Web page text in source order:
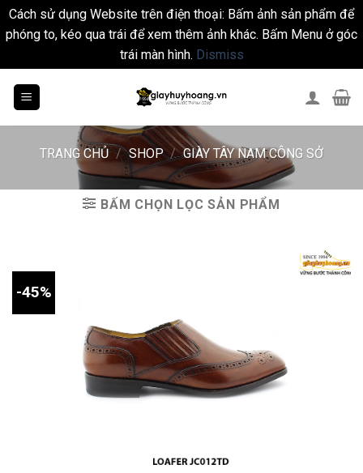
Cách sử dụng Website trên điện thoại: Bấm ảnh sản phẩm để
phóng to, kéo qua trái để xem thêm ảnh khác. Bấm Menu ở góc
trái màn hình. Dismiss
TRANG CHỦ / SHOP / GIÀY TÂY NAM CÔNG SỞ
BẤM CHỌN LỌC SẢN PHẨM
-45%